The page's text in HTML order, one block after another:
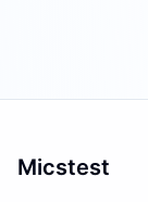
Micstest